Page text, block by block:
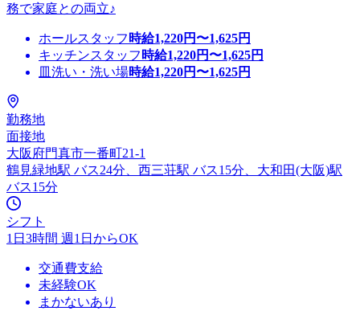
務で家庭との両立♪
ホールスタッフ 時給1,220円〜1,625円
キッチンスタッフ 時給1,220円〜1,625円
皿洗い・洗い場時給1,220円〜1,625円
勤務地
面接地
大阪府門真市一番町21-1
鶴見緑地駅 バス24分、西三荘駅 バス15分、大和田(大阪)駅
バス15分
シフト
1日3時間 週1日からOK
交通費支給
未経験OK
まかないあり